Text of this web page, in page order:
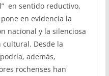
en sentido reductivo,
en evidencia la
nacional y la silenciosa
cultural. Desde la
además,
rochenses han